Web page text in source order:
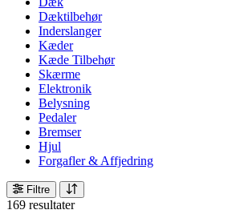
Dæktilbehør
Inderslanger
Kæder
Kæde Tilbehør
Skærme
Elektronik
Belysning
Pedaler
Bremser
Hjul
Forgafler & Affjedring
Filtre
169 resultater